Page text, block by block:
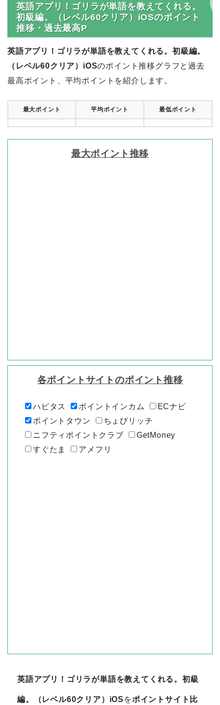
英語アプリ！ゴリラが単語を教えてくれる。
初級編。（レベル60クリア）iOSのポイント
推移・過去最高P
英語アプリ！ゴリラが単語を教えてくれる。初級編。
（レベル60クリア）iOSのポイント推移グラフと過去
最高ポイント、平均ポイントを紹介します。
最大ポイント 平均ポイント 最低ポイント
最大ポイント推移
各ポイントサイトのポイント推移
ハピタス ポイントインカム
ECナビ
ポイントタウン
ちょびリッチ
ニフティポイントクラブ
GetMoney
すぐたま
アメフリ
英語アプリ！ゴリラが単語を教えてくれる。初級
編。（レベル60クリア）iOS をポイントサイト比